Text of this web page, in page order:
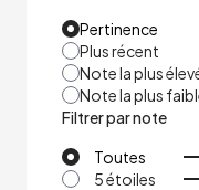
Pertinence
Plus récent
Note la plus
Note la plus
Filtrer par note
Toutes
5 étoiles